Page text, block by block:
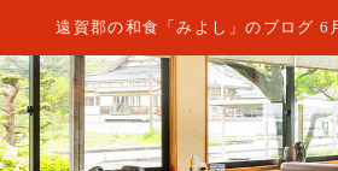
遠賀郡の和食「みよし」のブログ 6